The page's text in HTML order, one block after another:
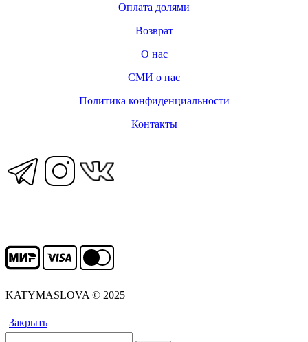
Оплата долями
Возврат
О нас
СМИ о нас
Политика конфиденциальности
Контакты
KATYMASLOVA © 2025
Закрыть